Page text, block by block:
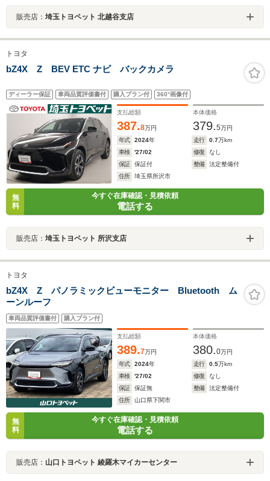
販売店： 埼玉トヨペット 北越谷支店
トヨタ
bZ4X Z BEV ETC ナビ バックカメラ
ディーラー保証 車両品質評価書付 購入プラン付 360°画像付
支払総額
387.8万円
本体価格
379.5万円
年式
2024年 走行 0.7万km
車検
'27/02 修復
なし
保証
保証付 整備
法定整備付
住所
埼玉県所沢市
無
料
今すぐ在庫確認・見積依頼
電話する
販売店： 埼玉トヨペット 所沢支店
トヨタ
bZ4X Z パノラミックビューモニター Bluetooth ム
ーンルーフ
車両品質評価書付 購入プラン付
支払総額
389.7万円
本体価格
380.0万円
年式
2024年 走行 0.5万km
車検
'27/02 修復
なし
保証
保証無 整備
法定整備付
住所
山口県下関市
無
料
今すぐ在庫確認・見積依頼
電話する
販売店： 山口トヨペット 綾羅木マイカーセンター